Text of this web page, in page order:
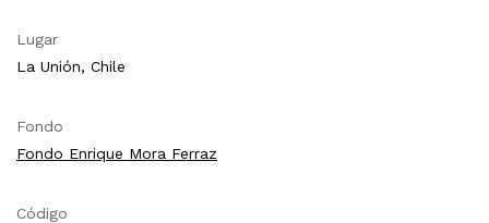
Lugar
La Unión, Chile
Fondo
Fondo Enrique Mora Ferraz
Código